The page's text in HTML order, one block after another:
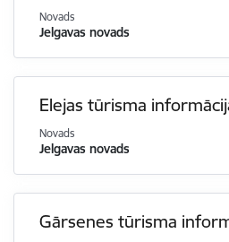
Novads
Jelgavas novads
Elejas tūrisma
Novads
Jelgavas novads
Gārsenes tūrisma